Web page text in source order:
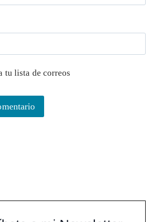
tu lista de correos